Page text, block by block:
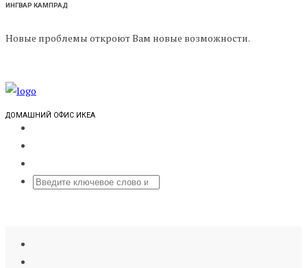
ИНГВАР КАМПРАД
Новые проблемы откроют Вам новые возможности.
ДОМАШНИЙ ОФИС ИКЕА